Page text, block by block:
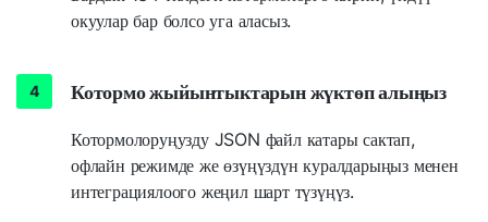
окуулар бар болсо уга аласыз.
Котормо жыйынтыктарын жүктөп алыңыз
Котормолоруңузду JSON файл катары сактап,
офлайн режимде же өзүңүздүн куралдарыңыз менен
интеграциялоого жеңил шарт түзүңүз.